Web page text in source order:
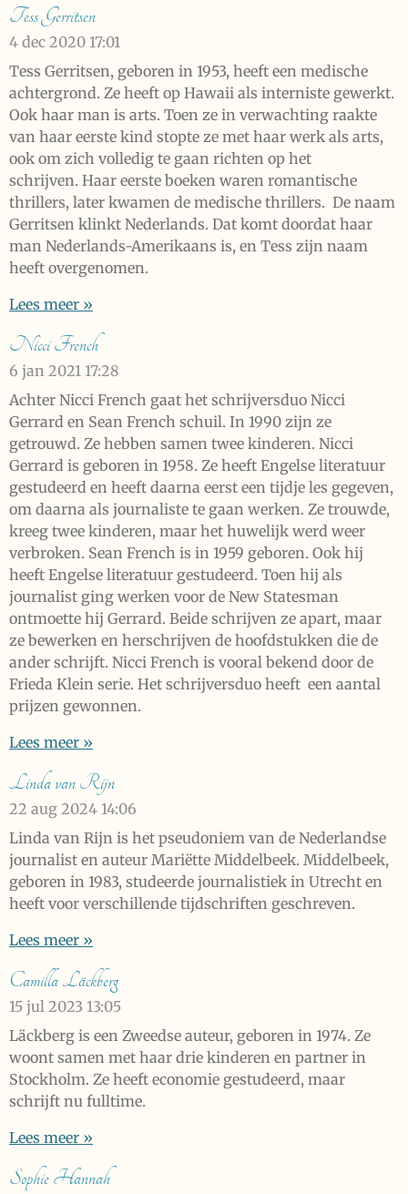
Tess Gerritsen
4 dec 2020 17:01
Tess Gerritsen, geboren in 1953, heeft een medische
achtergrond. Ze heeft op Hawaii als interniste gewerkt.
Ook haar man is arts. Toen ze in verwachting raakte
van haar eerste kind stopte ze met haar werk als arts,
ook om zich volledig te gaan richten op het
schrijven. Haar eerste boeken waren romantische
thrillers, later kwamen de medische thrillers. De naam
Gerritsen klinkt Nederlands. Dat komt doordat haar
man Nederlands-Amerikaans is, en Tess zijn naam
heeft overgenomen.
Lees meer »
Nicci French
6 jan 2021 17:28
Achter Nicci French gaat het schrijversduo Nicci
Gerrard en Sean French schuil. In 1990 zijn ze
getrouwd. Ze hebben samen twee kinderen. Nicci
Gerrard is geboren in 1958. Ze heeft Engelse literatuur
gestudeerd en heeft daarna eerst een tijdje les gegeven,
om daarna als journaliste te gaan werken. Ze trouwde,
kreeg twee kinderen, maar het huwelijk werd weer
verbroken. Sean French is in 1959 geboren. Ook hij
heeft Engelse literatuur gestudeerd. Toen hij als
journalist ging werken voor de New Statesman
ontmoette hij Gerrard. Beide schrijven ze apart, maar
ze bewerken en herschrijven de hoofdstukken die de
ander schrijft. Nicci French is vooral bekend door de
Frieda Klein serie. Het schrijversduo heeft een aantal
prijzen gewonnen.
Lees meer »
Linda van Rijn
22 aug 2024 14:06
Linda van Rijn is het pseudoniem van de Nederlandse
journalist en auteur Mariëtte Middelbeek. Middelbeek,
geboren in 1983, studeerde journalistiek in Utrecht en
heeft voor verschillende tijdschriften geschreven.
Lees meer »
Camilla Läckberg
15 jul 2023 13:05
Läckberg is een Zweedse auteur, geboren in 1974. Ze
woont samen met haar drie kinderen en partner in
Stockholm. Ze heeft economie gestudeerd, maar
schrijft nu fulltime.
Lees meer »
Sophie Hannah